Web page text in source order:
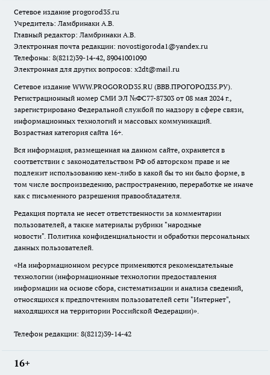
Сетевое издание progorod35.ru
Учредитель: Ламбринаки А.В.
Главный редактор: Ламбринаки А.В.
Электронная почта редакции: novostigoroda1@yandex.ru
Телефоны: 8(8212)39-14-42, 89041001090
Электронная для других вопросов: x2dt@mail.ru
Сетевое издание WWW.PROGOROD35.RU (ВВВ.ПРОГОРОД35.РУ).
Регистрационный номер СМИ ЭЛ №ФС77-87303 от 08 мая 2024 г.,
зарегистрировано Федеральной службой по надзору в сфере связи,
информационных технологий и массовых коммуникаций.
Возрастная категория сайта 16+.
Вся информация, размещенная на данном сайте, охраняется в
соответствии с законодательством РФ об авторском праве и не
подлежит использованию кем-либо в какой бы то ни было форме, в
том числе воспроизведению, распространению, переработке не иначе
как с письменного разрешения правообладателя.
Редакция портала не несет ответственности за комментарии
пользователей, а также материалы рубрики "народные
новости". Политика конфиденциальности и обработки персональных
данных пользователей.
«На информационном ресурсе применяются рекомендательные
технологии (информационные технологии предоставления
информации на основе сбора, систематизации и анализа сведений,
относящихся к предпочтениям пользователей сети "Интернет",
находящихся на территории Российской Федерации)».
Телефон редакции: 8(8212)39-14-42
16+